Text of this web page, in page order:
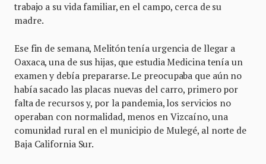
trabajo a su vida familiar, en el campo, cerca de su
madre.
Ese fin de semana, Melitón tenía urgencia de llegar a
Oaxaca, una de sus hijas, que estudia Medicina tenía un
examen y debía prepararse. Le preocupaba que aún no
había sacado las placas nuevas del carro, primero por
falta de recursos y, por la pandemia, los servicios no
operaban con normalidad, menos en Vizcaíno, una
comunidad rural en el municipio de Mulegé, al norte de
Baja California Sur.